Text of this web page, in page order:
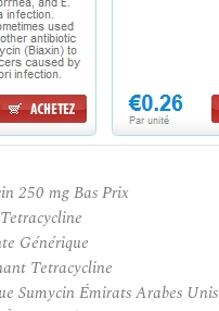
250 mg Bas Prix
Générique
Tetracycline
Sumycin Émirats Arabes Unis